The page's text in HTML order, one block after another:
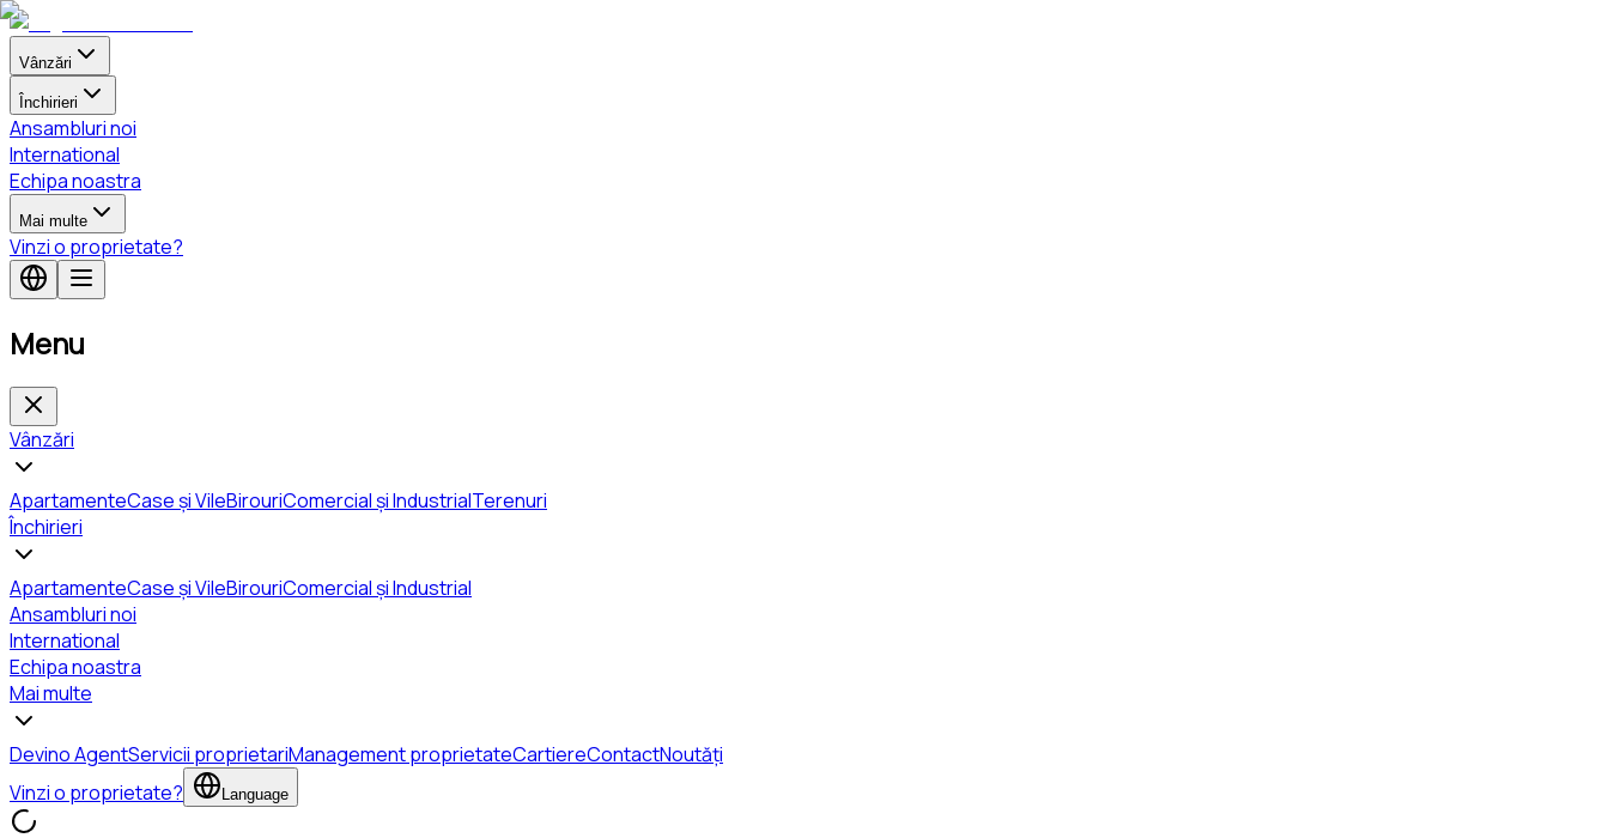
Vânzări
Închirieri
Ansambluri noi
International
Echipa noastra
Mai multe
Vinzi o proprietate?
Menu
Vânzări
ApartamenteCase și VileBirouriComercial și IndustrialTerenuri
Închirieri
ApartamenteCase și VileBirouriComercial și Industrial
Ansambluri noi
International
Echipa noastra
Mai multe
Devino AgentServicii proprietariManagement proprietateCartiereContactNoutăți
Vinzi o proprietate?
Language